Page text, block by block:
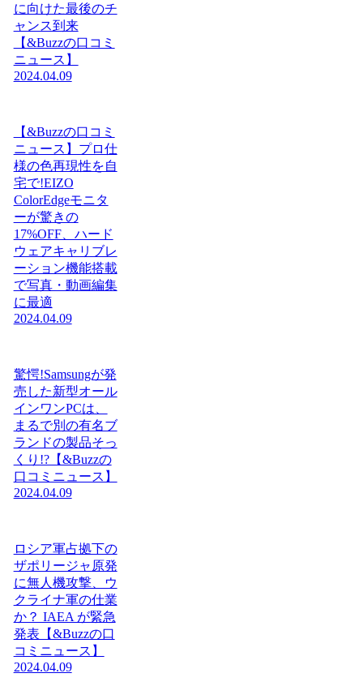
に向けた最後のチ
ャンス到来
【&Buzzの口コミ
ニュース】
2024.04.09
【&Buzzの口コミ
ニュース】プロ仕
様の色再現性を自
宅で!EIZO
ColorEdgeモニタ
ーが驚きの
17%OFF、ハード
ウェアキャリブレ
ーション機能搭載
で写真・動画編集
に最適
2024.04.09
驚愕!Samsungが発
売した新型オール
インワンPCは、
まるで別の有名ブ
ランドの製品そっ
くり!?【&Buzzの
口コミニュース】
2024.04.09
ロシア軍占拠下の
ザポリージャ原発
に無人機攻撃、ウ
クライナ軍の仕業
か？ IAEA が緊急
発表【&Buzzの口
コミニュース】
2024.04.09